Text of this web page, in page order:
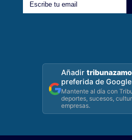
Añadir
preferida de
Mantente al día con
deportes, sucesos,
empresas.